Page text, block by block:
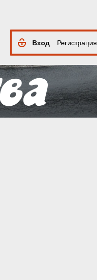
Вход Регистрация
поиск